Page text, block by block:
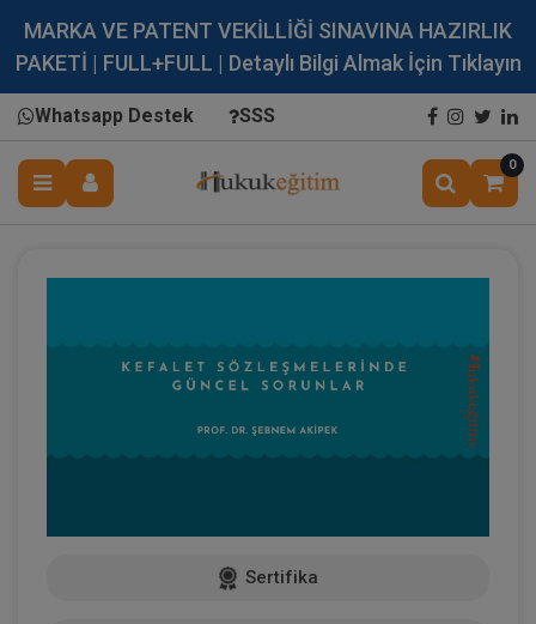
MARKA VE PATENT VEKİLLİĞİ SINAVINA HAZIRLIK
PAKETİ | FULL+FULL | Detaylı Bilgi Almak İçin Tıklayın
Whatsapp Destek SSS
0
Sertifika